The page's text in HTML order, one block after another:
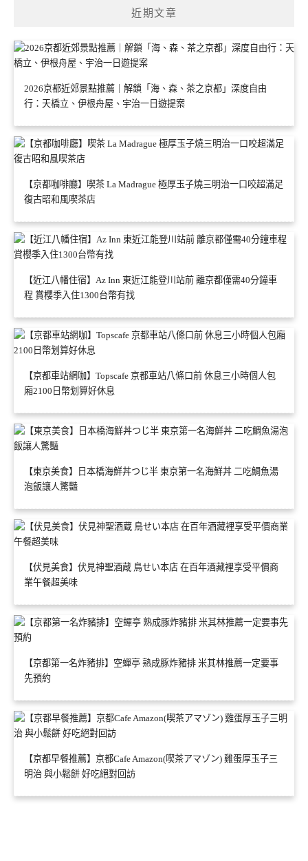
近期文章
2026京都近郊景點推薦｜解鎖「海、森、茶之京都」深度自由
行：天橋立、伊根舟屋、宇治一日遊提案
【京都咖啡廳】喫茶 La Madrague 極厚玉子燒三明治一口咬超滿足
復古昭和風喫茶店
【近江八幡住宿】Az Inn 東近江能登川站前 離京都僅需40分鐘車
程 賞櫻季入住1300台幣有找
【京都車站網咖】Topscafe 京都車站八條口前 休息三小時個人包
廂2100日幣划算好休息
【東京美食】日本橋海鮮丼つじ半 東京第一名海鮮丼 二吃鯛魚湯
泡飯讓人驚豔
【伏見美食】伏見神聖酒蔵 鳥せい本店 在百年酒藏裡享受平價商
業午餐超美味
【京都第一名炸豬排】空蟬亭 熟成豚炸豬排 米其林推薦一定要事
先預約
【京都早餐推薦】京都Cafe Amazon(喫茶アマゾン) 雞蛋厚玉子三
明治 與小鬆餅 好吃絕對回訪